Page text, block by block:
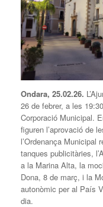
Ondara, 25.02.26.
26 de febrer, a les
Corporació Municipal.
figuren l’aprovació de
l’Ordenança Municipal
tanques publicitàries,
a la Marina Alta, la
Dona, 8 de març, i la
autonòmic per al País
dia.